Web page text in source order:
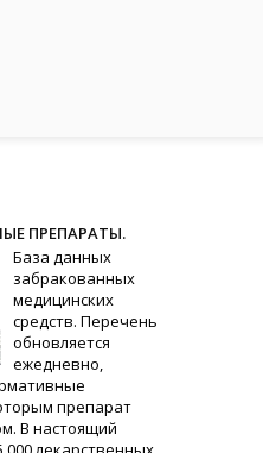
ПРЕПАРАТЫ.
База данных
забракованных
медицинских
средств. Перечень
обновляется
ежедневно,
препарат
В настоящий